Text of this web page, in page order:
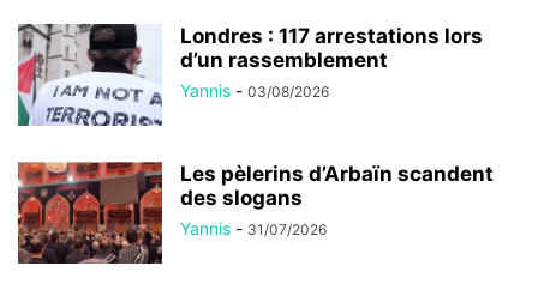
Londres : 117 arrestations lors
d’un rassemblement
Yannis - 03/08/2026
Les pèlerins d’Arbaïn scandent
des slogans
Yannis - 31/07/2026